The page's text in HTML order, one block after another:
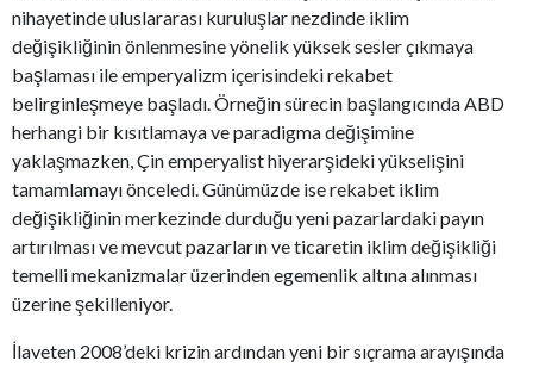
nihayetinde uluslararası kuruluşlar nezdinde iklim
değişikliğinin önlenmesine yönelik yüksek sesler çıkmaya
başlaması ile emperyalizm içerisindeki rekabet
belirginleşmeye başladı. Örneğin sürecin başlangıcında ABD
herhangi bir kısıtlamaya ve paradigma değişimine
yaklaşmazken, Çin emperyalist hiyerarşideki yükselişini
tamamlamayı önceledi. Günümüzde ise rekabet iklim
değişikliğinin merkezinde durduğu yeni pazarlardaki payın
artırılması ve mevcut pazarların ve ticaretin iklim değişikliği
temelli mekanizmalar üzerinden egemenlik altına alınması
üzerine şekilleniyor.
İlaveten 2008’deki krizin ardından yeni bir sıçrama arayışında